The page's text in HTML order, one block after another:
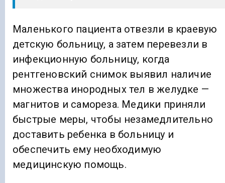
Маленького пациента отвезли в краевую
детскую больницу, а затем перевезли в
инфекционную больницу, когда
рентгеновский снимок выявил наличие
множества инородных тел в желудке —
магнитов и самореза. Медики приняли
быстрые меры, чтобы незамедлительно
доставить ребенка в больницу и
обеспечить ему необходимую
медицинскую помощь.